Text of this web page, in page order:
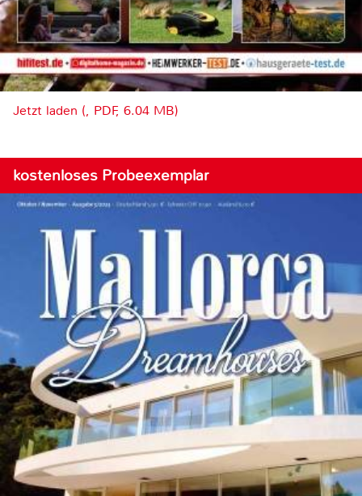
Jetzt laden (, PDF, 6.04 MB)
kostenloses Probeexemplar